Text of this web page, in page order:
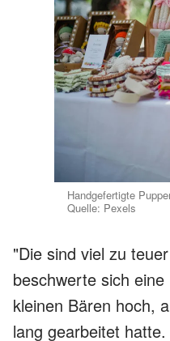
Handgefertigte
Quelle: Pexels
"Die sind viel zu
beschwerte sich
kleinen Bären hoch,
lang gearbeitet